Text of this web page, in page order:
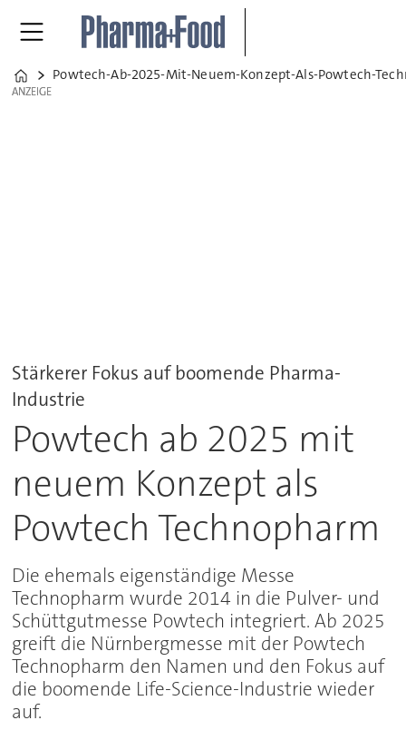
Home
Powtech-Ab-2025-Mit-Neuem-Konzept-Als-Powtech-
ANZEIGE
ANZEIGE
Stärkerer Fokus auf boomende Pharma-
Industrie
Powtech ab 2025 mit
neuem Konzept als
Powtech Technopharm
Die ehemals eigenständige Messe
Technopharm wurde 2014 in die Pulver- und
Schüttgutmesse Powtech integriert. Ab 2025
greift die Nürnbergmesse mit der Powtech
Technopharm den Namen und den Fokus auf
die boomende Life-Science-Industrie wieder
auf.